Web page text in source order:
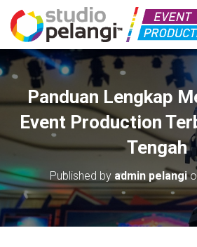
Panduan Lengkap
Event Production
Tengah
Published by admin pelangi